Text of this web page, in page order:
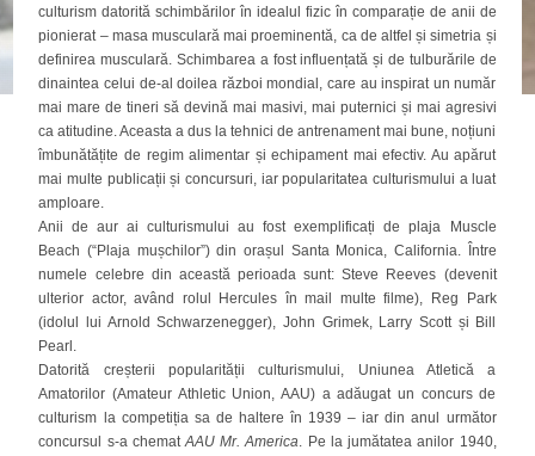
culturism datorită schimbărilor în idealul fizic în comparație de anii de
pionierat – masa musculară mai proeminentă, ca de altfel și simetria și
definirea musculară. Schimbarea a fost influențată și de tulburările de
dinaintea celui de-al doilea război mondial, care au inspirat un număr
mai mare de tineri să devină mai masivi, mai puternici și mai agresivi
ca atitudine. Aceasta a dus la tehnici de antrenament mai bune, noțiuni
îmbunătățite de regim alimentar și echipament mai efectiv. Au apărut
mai multe publicații și concursuri, iar popularitatea culturismului a luat
amploare.
Anii de aur ai culturismului au fost exemplificați de plaja Muscle
Beach (“Plaja mușchilor”) din orașul Santa Monica, California. Între
numele celebre din această perioada sunt: Steve Reeves (devenit
ulterior actor, având rolul Hercules în mail multe filme), Reg Park
(idolul lui Arnold Schwarzenegger), John Grimek, Larry Scott și Bill
Pearl.
Datorită creșterii popularității culturismului, Uniunea Atletică a
Amatorilor (Amateur Athletic Union, AAU) a adăugat un concurs de
culturism la competiția sa de haltere în 1939 – iar din anul următor
concursul s-a chematAAU Mr. America. Pe la jumătatea anilor 1940,